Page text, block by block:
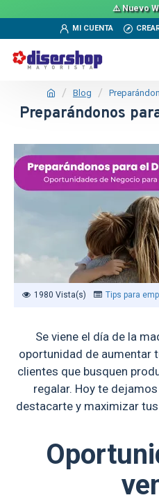
⚠️ Nuevo
MI CUENTA
Blog
Preparándonos
1980 Vista(s) Tips para
Se viene el día de la
oportunidad de aumentar
clientes que busquen
regalar. Hoy te
destacarte y maximizar